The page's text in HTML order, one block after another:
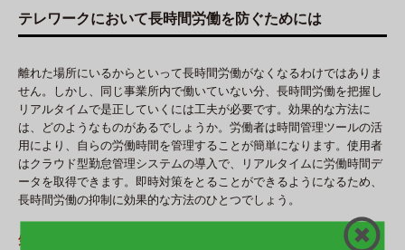
テレワークにおいて長時間労働を防ぐためには
離れた場所にいるからといって長時間労働がなくなるわけではありま
せん。しかし、同じ事業所内で働いていない分、長時間労働を把握し
リアルタイムで是正していくには工夫が必要です。効果的な方法に
は、どのようなものがあるでしょうか。労働者は時間管理ツールの活
用により、自らの労働時間を管理することが簡単になります。使用者
はクラウド型勤怠管理システムの導入で、リアルタイムに労働時間デ
ータを取得できます。即時対策をとることができるようになるため、
長時間労働の抑制に効果的な方法のひとつでしょう。
気になった記事をシェアしよう！